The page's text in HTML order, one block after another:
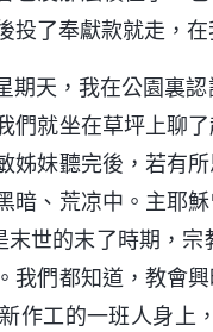
投了奉獻款就走，
期天，我在公園裏
們就坐在草坪上聊
姊妹聽完後，若有
暗、荒凉中。主耶
末世的末了時期，
我們都知道，教會
作工的一班人身上